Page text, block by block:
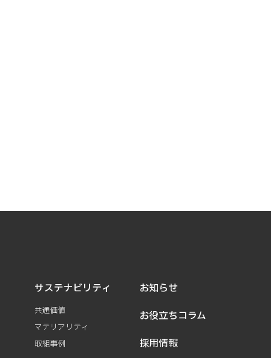
サステナビリティ
共通価値
マテリアリティ
取組事例
お知らせ
お役立ちコラム
採用情報